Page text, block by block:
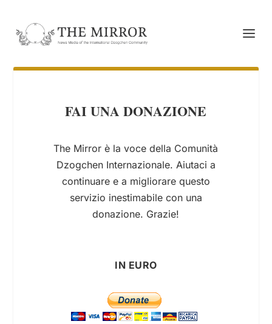
FAI UNA DONAZIONE
The Mirror è la voce della Comunità
Dzogchen Internazionale. Aiutaci a
continuare e a migliorare questo
servizio inestimabile con una
donazione. Grazie!
IN EURO